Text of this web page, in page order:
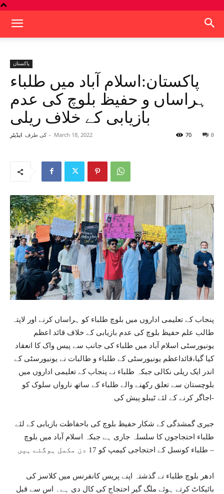
پاکستان
پاکستان:اسلام آباد میں طلباء
ہراساں و حفیظ بلوچ کی عدم
بازیابی کے خلاف ریلی
کی طرف ایڈیٹر - March 18, 2022 0
70
پنجاب کے تعلیمی اداروں میں بلوچ طلباء کو ہراساں کرنے اور لاپتہ
طالب علم حفیظ بلوچ کی عدم بازیابی کے خلاف قائد اعظم
یونیورسٹی اسلام آباد میں طلباء کی جانب سے پیس واک کا انعقاد
کیا گیا،قائداعظم یونیورسٹی کے طلباء و طالبات نے یونیورسٹی کے
اندر ایک ریلی نکالی جبکہ طلباء نے پنجاب کے تعلیمی اداروں میں
بلوچستان سے تعلق رکھنے والے طلباء کے ساتھ نارواں سلوک کو
اجاگر کرنے کے لئے ٹیبلو پیش کی-
جبری گمشدگی کے شکار حفیظ بلوچ کی باحفاظت بازیابی کے لئے
طلباء احتجاجوں کا سلسلہ جاری ہے جبکہ اسلام آباد میں بلوچ
طلباء کونسل کے احتجاجی کیمپ کو 17 دن مکمل ہوگئے ہیں –
ادھر بلوچ طلباء نے گذشتہ اپنے پریس کانفرنس میں کلاسز کی
بائیکاٹ کرتے ہوئے ملگ گیر احتجاج کی کال دی ہے۔ اس سے قبل